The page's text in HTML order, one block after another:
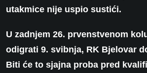
utakmice nije uspio sustići.
U zadnjem 26. prvenstvenom
odigrati 9. svibnja, RK Bjelovar
Biti će to sjajna proba pred